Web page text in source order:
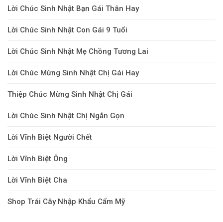
Lời Chúc Sinh Nhật Bạn Gái Thân Hay
Lời Chúc Sinh Nhật Con Gái 9 Tuổi
Lời Chúc Sinh Nhật Mẹ Chồng Tương Lai
Lời Chúc Mừng Sinh Nhật Chị Gái Hay
Thiệp Chúc Mừng Sinh Nhật Chị Gái
Lời Chúc Sinh Nhật Chị Ngắn Gọn
Lời Vĩnh Biệt Người Chết
Lời Vĩnh Biệt Ông
Lời Vĩnh Biệt Cha
Shop Trái Cây Nhập Khẩu Cẩm Mỹ